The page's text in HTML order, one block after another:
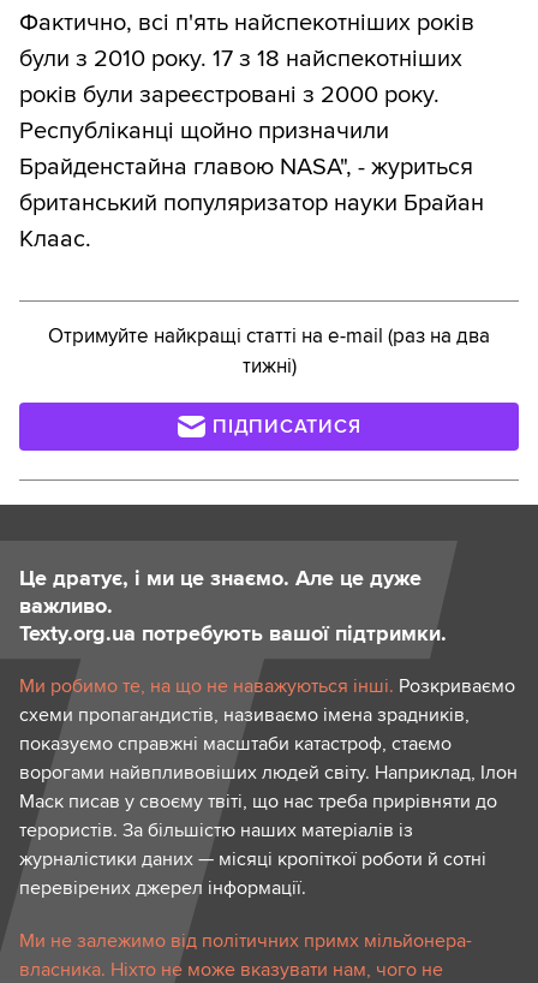
Фактично, всі п'ять найспекотніших років
були з 2010 року. 17 з 18 найспекотніших
років були зареєстровані з 2000 року.
Республіканці щойно призначили
Брайденстайна главою NASA", - журиться
британський популяризатор науки Брайан
Клаас.
Отримуйте найкращі статті на e-mail (раз на два
тижні)
ПІДПИСАТИСЯ
Це дратує, і ми це знаємо. Але це дуже
важливо.
Texty.org.ua потребують вашої підтримки.
Ми робимо те, на що не наважуються інші. Розкриваємо
схеми пропагандистів, називаємо імена зрадників,
показуємо справжні масштаби катастроф, стаємо
ворогами найвпливовіших людей світу. Наприклад, Ілон
Маск писав у своєму твіті, що нас треба прирівняти до
терористів. За більшістю наших матеріалів із
журналістики даних — місяці кропіткої роботи й сотні
перевірених джерел інформації.
Ми не залежимо від політичних примх мільйонера-
власника. Ніхто не може вказувати нам, чого не